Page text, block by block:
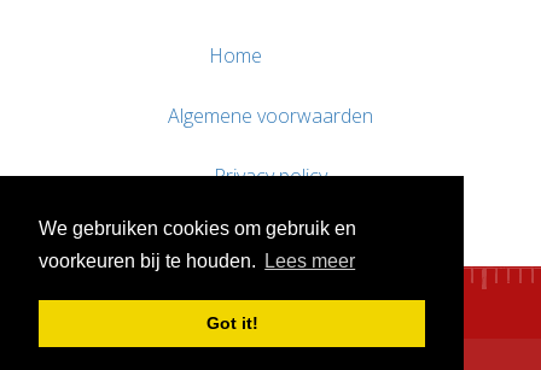
We gebruiken cookies om gebruik en
voorkeuren bij te houden.
Lees meer
Got it!
Home
Algemene voorwaarden
Privacy policy
Contact / Support